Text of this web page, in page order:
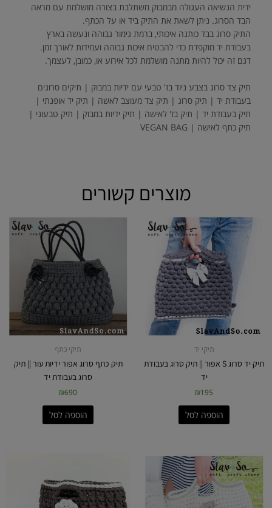
ידית הנשיאה העגולה מבמבוק משתלבת בצורה מושלמת עם מראה
הבד הסרוג. ניתן לשאת את התיק ביד או על הכתף.
התיק סרוג בבד כותנה איכותי, ברמת גימור גבוהה ונעשה בארץ
בעבודת יד מוקפדת כדי להבטיח איכות גבוהה ועמידות לאורך זמן.
דגם זה יכול להיות מתנה מושלמת לכל אירוע או, כמובן, לעצמך.
תיק צד סרוג בצבע ניוד בז' טבעי עם ידיות במבוק | תיקים סרוגים
בעבודת יד | תיק סרוג | תיק צד מעוצב לאשה | תיק יד אופנתי |
תיק בעבודת יד | תיק בז' לאישה | תיק ידיות במבוק | תיק טבעוני |
תיק כתף לאישה | VEGAN BAG
מוצרים קשורים
תיקי יד
תיק יד סרוג S אפור || תיק סרוג בעבודת
יד
₪195
הוספה לסל
תיקי כתף
תיק כתף סרוג אפור ידיות עור || תיק
סרוג בעבודת יד
₪690
הוספה לסל